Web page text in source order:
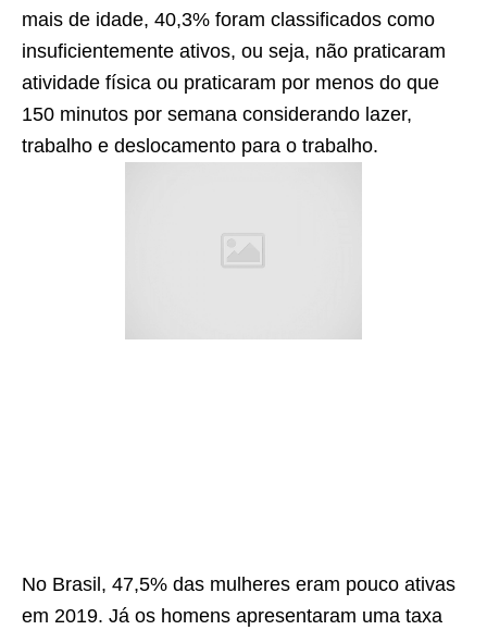
mais de idade, 40,3% foram classificados como
insuficientemente ativos, ou seja, não praticaram
atividade física ou praticaram por menos do que
150 minutos por semana considerando lazer,
trabalho e deslocamento para o trabalho.
No Brasil, 47,5% das mulheres eram pouco ativas
em 2019. Já os homens apresentaram uma taxa